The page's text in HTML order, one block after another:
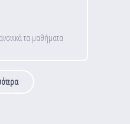
τα μαθήματα